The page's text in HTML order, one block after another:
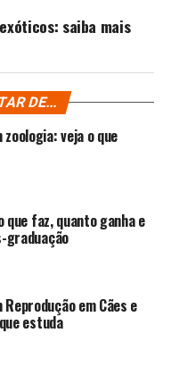
saiba mais
DE...
veja o que
que faz, quanto ganha e
graduação
em Cães e
estuda